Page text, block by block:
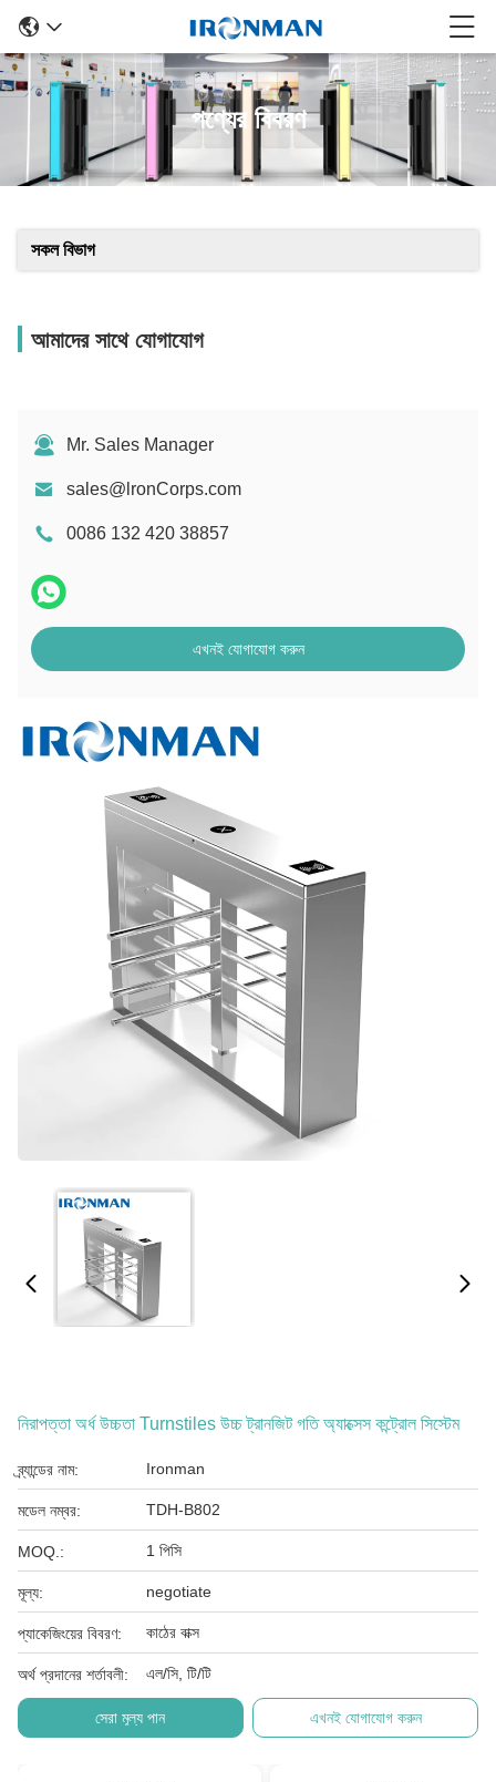
পণ্যের বিবরণ
সকল বিভাগ
আমাদের সাথে যোগাযোগ
Mr. Sales Manager
sales@lronCorps.com
0086 132 420 38857
এখনই যোগাযোগ করুন
নিরাপত্তা অর্ধ উচ্চতা Turnstiles উচ্চ ট্রানজিট গতি অ্যাক্সেস কন্ট্রোল সিস্টেম
ব্র্যান্ডের নাম: Ironman
মডেল নম্বর: TDH-B802
MOQ.: 1 পিসি
মূল্য: negotiate
প্যাকেজিংয়ের বিবরণ: কাঠের বাক্স
অর্থ প্রদানের শর্তাবলী: এল/সি, টি/টি
সেরা মূল্য পান এখনই যোগাযোগ করুন